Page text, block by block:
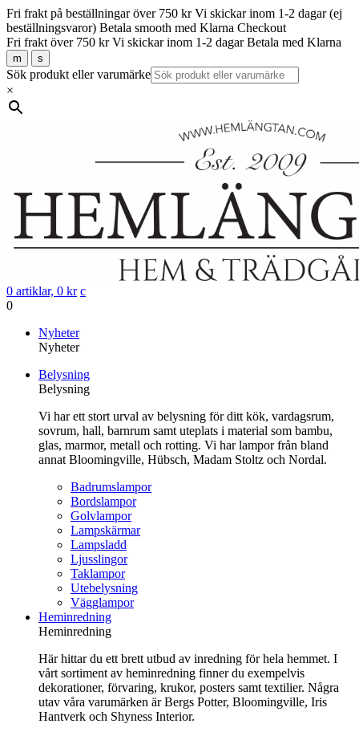
Fri frakt på beställningar över 750 kr Vi skickar inom 1-2 dagar (ej
beställningsvaror) Betala smooth med Klarna Checkout
Fri frakt över 750 kr Vi skickar inom 1-2 dagar Betala med Klarna
m s
Sök produkt eller varumärke
×
0 artiklar, 0 kr c
0
innehåll
Nyheter
Nyheter
Belysning
Belysning
Vi har ett stort urval av belysning för ditt kök, vardagsrum,
sovrum, hall, barnrum samt uteplats i material som bambu,
glas, marmor, metall och rotting. Vi har lampor från bland
annat Bloomingville, Hübsch, Madam Stoltz och Nordal.
Badrumslampor
Bordslampor
Golvlampor
Lampskärmar
Lampsladd
Ljusslingor
Taklampor
Utebelysning
Vägglampor
Heminredning
Heminredning
Här hittar du ett brett utbud av inredning för hela hemmet. I
vårt sortiment av heminredning finner du exempelvis
dekorationer, förvaring, krukor, posters samt textilier. Några
utav våra varumärken är Bergs Potter, Bloomingville, Iris
Hantverk och Shyness Interior.